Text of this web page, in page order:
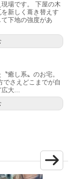
場です。 下屋の木
新しく葺き替えす
下地の強度があ
癒し系〟のお宅。
でさえどこまでが自
広大...